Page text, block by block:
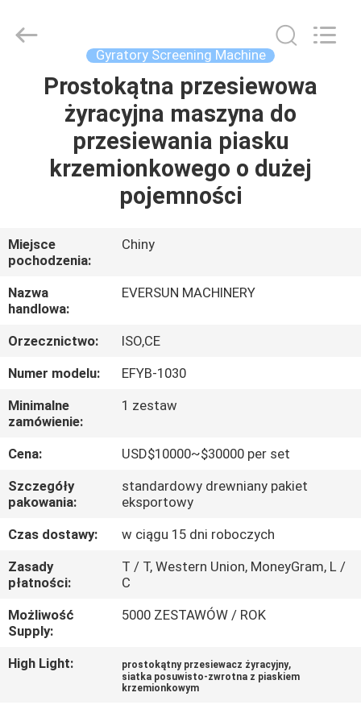
DOM
PRODUKTY
O
NAS
WYCIECZKA
PO
FABRYCE
KONTROLA
JAKOŚCI
SKONTAKTUJ
SIĘ
Z
NAMI
POPROSIĆ
Gyratory Screening Machine
Prostokątna przesiewowa
żyracyjna maszyna do
przesiewania piasku
krzemionkowego o dużej
pojemności
Miejsce
pochodzenia:
Chiny
Nazwa
handlowa:
EVERSUN MACHINERY
Orzecznictwo:
ISO,CE
Numer modelu:
EFYB-1030
Minimalne
zamówienie:
1 zestaw
Cena:
USD$10000~$30000 per set
Szczegóły
pakowania:
standardowy drewniany pakiet
eksportowy
Czas dostawy:
w ciągu 15 dni roboczych
Zasady
płatności:
T / T, Western Union, MoneyGram, L /
C
Możliwość
Supply:
5000 ZESTAWÓW / ROK
High Light: prostokątny przesiewacz żyracyjny,
siatka posuwisto-zwrotna z piaskiem
krzemionkowym